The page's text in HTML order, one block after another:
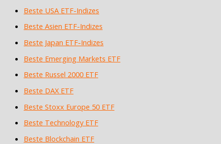
Beste USA ETF-Indizes
Beste Asien ETF-Indizes
Beste Japan ETF-Indizes
Beste Emerging Markets ETF
Beste Russel 2000 ETF
Beste DAX ETF
Beste Stoxx Europe 50 ETF
Beste Technology ETF
Beste Blockchain ETF